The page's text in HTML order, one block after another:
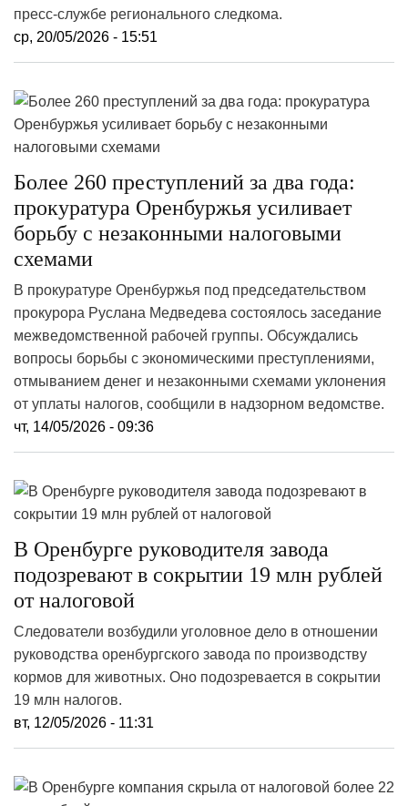
пресс-службе регионального следкома.
ср, 20/05/2026 - 15:51
Более 260 преступлений за два года:
прокуратура Оренбуржья усиливает
борьбу с незаконными налоговыми
схемами
В прокуратуре Оренбуржья под председательством
прокурора Руслана Медведева состоялось заседание
межведомственной рабочей группы. Обсуждались
вопросы борьбы с экономическими преступлениями,
отмыванием денег и незаконными схемами уклонения
от уплаты налогов, сообщили в надзорном ведомстве.
чт, 14/05/2026 - 09:36
В Оренбурге руководителя завода
подозревают в сокрытии 19 млн рублей
от налоговой
Следователи возбудили уголовное дело в отношении
руководства оренбургского завода по производству
кормов для животных. Оно подозревается в сокрытии
19 млн налогов.
вт, 12/05/2026 - 11:31